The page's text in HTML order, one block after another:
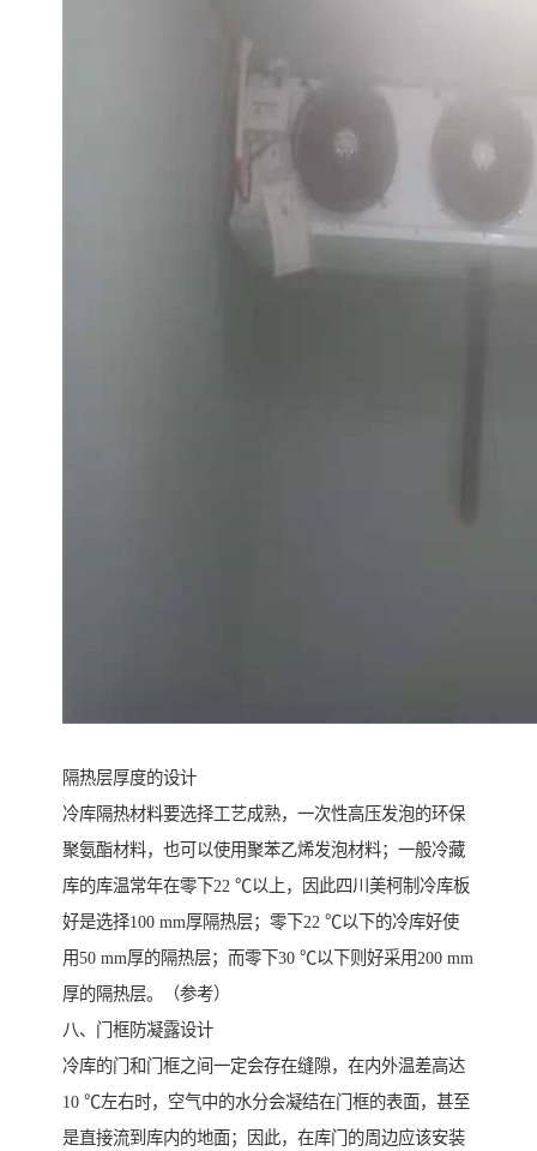
隔热层厚度的设计
冷库隔热材料要选择工艺成熟，一次性高压发泡的环保
聚氨酯材料，也可以使用聚苯乙烯发泡材料；一般冷藏
库的库温常年在零下22 ℃以上，因此四川美柯制冷库板
好是选择100 mm厚隔热层；零下22 ℃以下的冷库好使
用50 mm厚的隔热层；而零下30 ℃以下则好采用200 mm
厚的隔热层。（参考）
八、门框防凝露设计
冷库的门和门框之间一定会存在缝隙，在内外温差高达
10 ℃左右时，空气中的水分会凝结在门框的表面，甚至
是直接流到库内的地面；因此，在库门的周边应该安装